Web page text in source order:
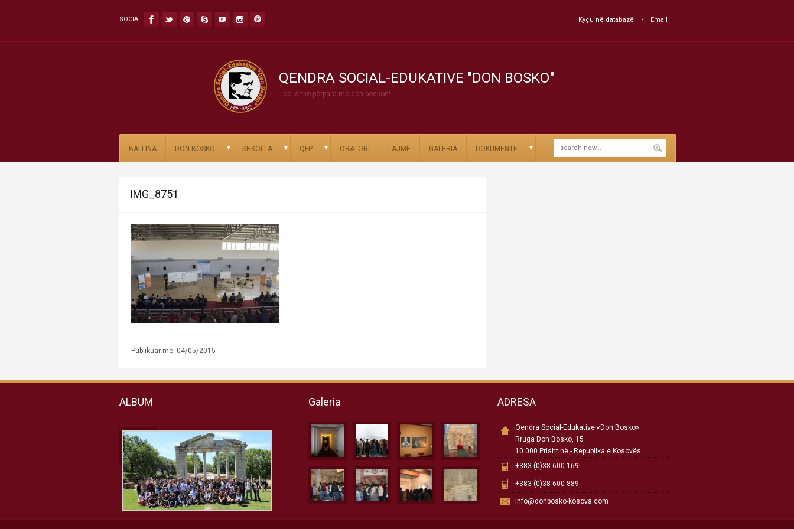
SOCIAL Kyçu në databazë Email
QENDRA SOCIAL-EDUKATIVE "DON BOSKO"
ec, shko përpara me don boskon!
BALLINA DON BOSKO ▼ SHKOLLA ▼ QFP ▼ ORATORI LAJME GALERIA DOKUMENTE ▼
IMG_8751
Publikuar më: 04/05/2015
ALBUM Galeria ADRESA
Qendra Social-Edukative «Don Bosko»
Rruga Don Bosko, 15
10 000 Prishtinë - Republika e Kosovës
+383 (0)38 600 169
+383 (0)38 600 889
info@donbosko-kosova.com